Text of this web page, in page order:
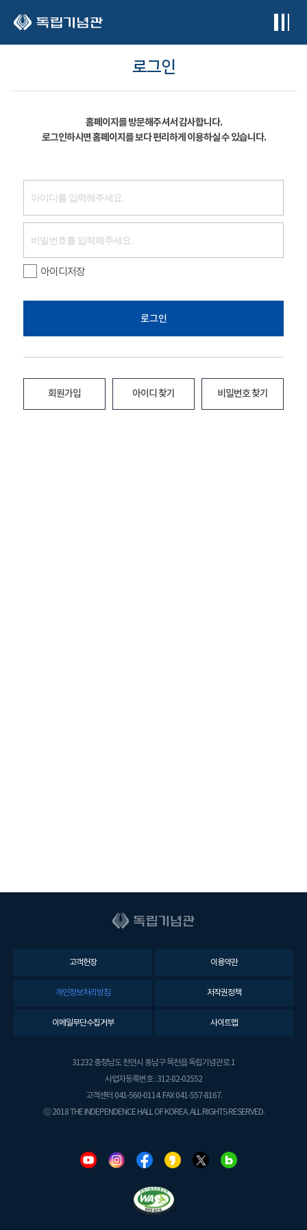
로그인
홈페이지를 방문해주셔서 감사합니다.
로그인하시면 홈페이지를 보다 편리하게 이용하실 수 있습니다.
아이디저장
로그인
회원가입 아이디 찾기 비밀번호 찾기
고객헌장 이용약관
개인정보처리방침 저작권정책
이메일무단수집거부 사이트맵
31232 충청남도 천안시 동남구 목천읍 독립기념관로 1
사업자등록번호 : 312-82-02552
고객센터 041-560-0114. FAX 041-557-8167.
ⓒ 2018 THE INDEPENDENCE HALL OF KOREA. ALL RIGHTS RESERVED.